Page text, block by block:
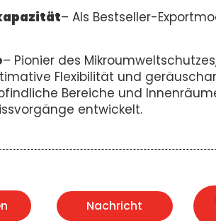
– Als Bestseller-
– Pionier des
Flexibilität und
Bereiche und
entwickelt.
Nachricht